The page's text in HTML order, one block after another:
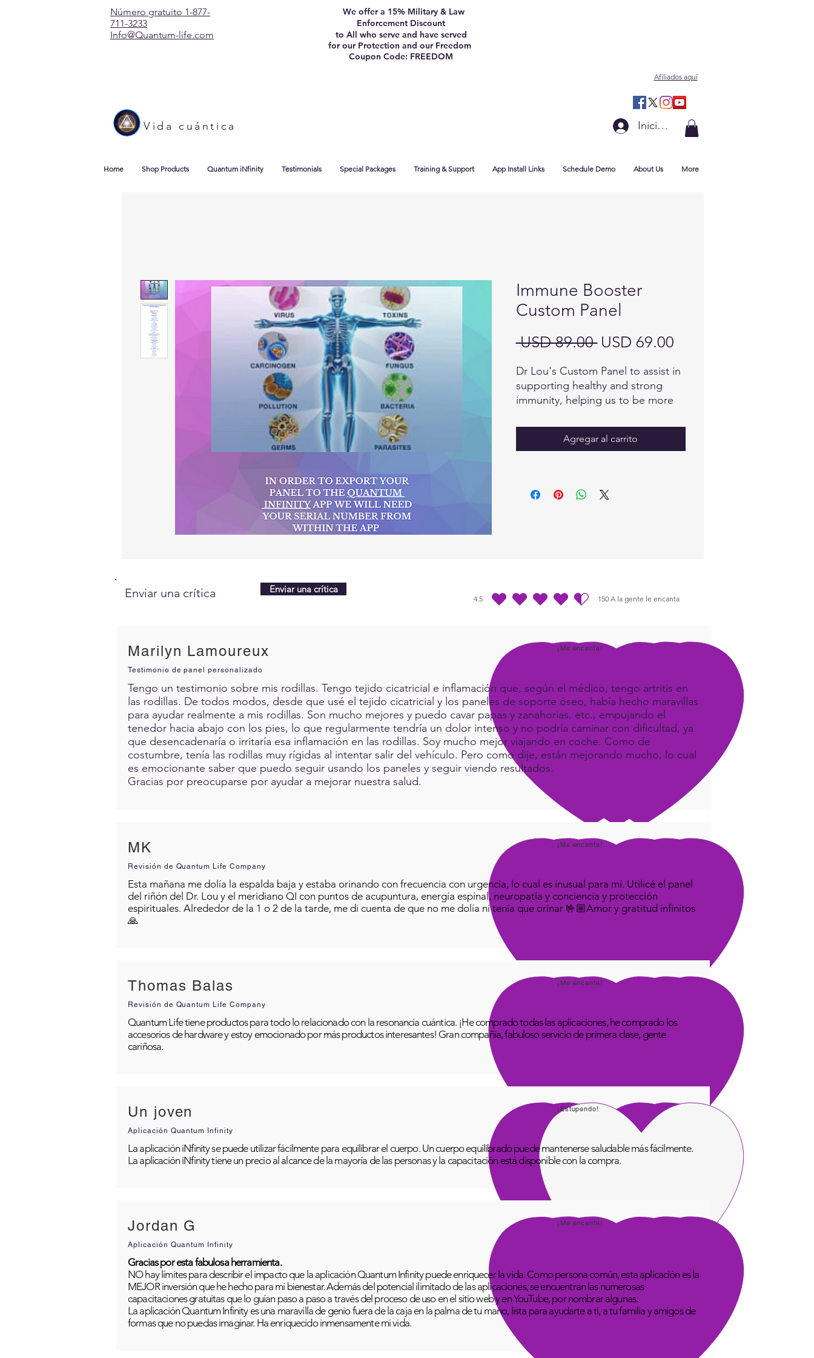
Número gratuito 1-877-
711-3233
Info@Quantum-life.com
We offer a 15% Military & Law
Enforcement Discount
to All who serve and have served
for our Protection and our Freedom
Coupon Code: FREEDOM
Afiliados aquí
Vida cuántica Iniciar sesión
Home Shop Products Quantum iNfinity Testimonials Special Packages Training & Support App Install Links Schedule Demo About Us More
Immune Booster
Custom Panel
USD 89.00 Precio
USD 69.00Precio
oferta
Dr Lou's Custom Panel to assist in
supporting healthy and strong
immunity, helping us to be more
Agregar al carrito
Enviar una crítica Enviar una crítica
4.5 150 A la gente le encanta
la calificación promedio es 4.5 de 5, basada en 150 votos, A la gente le encanta
Marilyn Lamoureux ¡Me encanta!
Testimonio de panel personalizado
Tengo un testimonio sobre mis rodillas. Tengo tejido cicatricial e inflamación que, según el médico, tengo artritis en
las rodillas. De todos modos, desde que usé el tejido cicatricial y los paneles de soporte óseo, había hecho maravillas
para ayudar realmente a mis rodillas. Son mucho mejores y puedo cavar papas y zanahorias, etc., empujando el
tenedor hacia abajo con los pies, lo que regularmente tendría un dolor intenso y no podría caminar con dificultad, ya
que desencadenaría o irritaría esa inflamación en las rodillas. Soy mucho mejor viajando en coche. Como de
costumbre, tenía las rodillas muy rígidas al intentar salir del vehículo. Pero como dije, están mejorando mucho, lo cual
es emocionante saber que puedo seguir usando los paneles y seguir viendo resultados.
Gracias por preocuparse por ayudar a mejorar nuestra salud.
MK ¡Me encanta!
Revisión de Quantum Life Company
Esta mañana me dolía la espalda baja y estaba orinando con frecuencia con urgencia, lo cual es inusual para mí. Utilicé el panel
del riñón del Dr. Lou y el meridiano QI con puntos de acupuntura, energía espinal, neuropatía y conciencia y protección
espirituales. Alrededor de la 1 o 2 de la tarde, me di cuenta de que no me dolía ni tenía que orinar 🤟🏼Amor y gratitud infinitos
🙏
Thomas Balas ¡Me encanta!
Revisión de Quantum Life Company
Quantum Life tiene productos para todo lo relacionado con la resonancia cuántica. ¡He comprado todas las aplicaciones, he comprado los
accesorios de hardware y estoy emocionado por más productos interesantes! Gran compañía, fabuloso servicio de primera clase, gente
cariñosa.
Un joven ¡Estupendo!
Aplicación Quantum Infinity
La aplicación iNfinity se puede utilizar fácilmente para equilibrar el cuerpo. Un cuerpo equilibrado puede mantenerse saludable más fácilmente.
La aplicación iNfinity tiene un precio al alcance de la mayoría de las personas y la capacitación está disponible con la compra.
Jordan G ¡Me encanta!
Aplicación Quantum Infinity
Gracias por esta fabulosa herramienta.
NO hay límites para describir el impacto que la aplicación Quantum Infinity puede enriquecer la vida. Como persona común, esta aplicación es la
MEJOR inversión que he hecho para mi bienestar. Además del potencial ilimitado de las aplicaciones, se encuentran las numerosas
capacitaciones gratuitas que lo guían paso a paso a través del proceso de uso en el sitio web y en YouTube, por nombrar algunas.
La aplicación Quantum Infinity es una maravilla de genio fuera de la caja en la palma de tu mano, lista para ayudarte a ti, a tu familia y amigos de
formas que no puedas imaginar. Ha enriquecido inmensamente mi vida.